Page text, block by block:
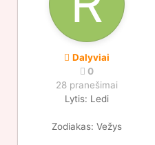
Dalyviai
0
28 pranešimai
Lytis: Ledi
Zodiakas: Vežys